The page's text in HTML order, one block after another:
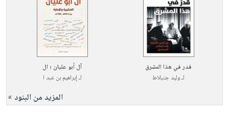
قدر في هذا المشرق
لـوليد جنبلاط
آل أبو عليان ؛ ال
لـإبراهيم بن عبد ا
المزيد من البنود »